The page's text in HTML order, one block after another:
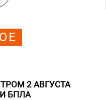
2 АВГУСТА
БПЛА